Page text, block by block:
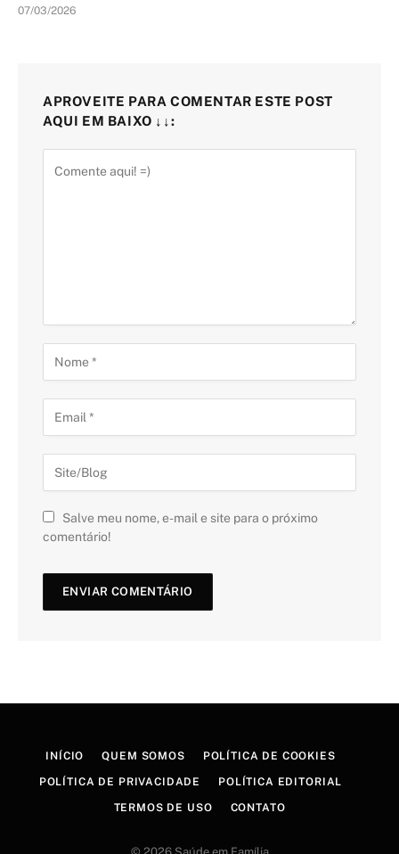
07/03/2026
APROVEITE PARA COMENTAR ESTE POST
AQUI EM BAIXO ↓↓:
Salve meu nome, e-mail e site para o próximo
comentário!
INÍCIO QUEM SOMOS POLÍTICA DE COOKIES
POLÍTICA DE PRIVACIDADE POLÍTICA EDITORIAL
TERMOS DE USO CONTATO